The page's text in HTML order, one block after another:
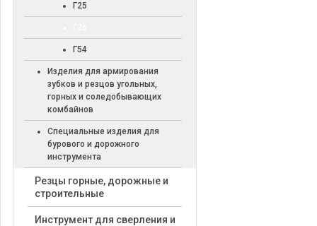
Г25
Г54
Изделия для армирования
зубков и резцов угольных,
горных и соледобывающих
комбайнов
Специальные изделия для
бурового и дорожного
инструмента
Резцы горные, дорожные и
строительные
Инструмент для сверления и